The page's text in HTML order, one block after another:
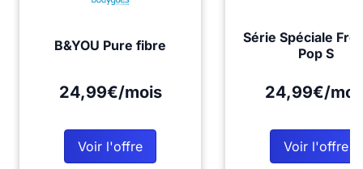
B&YOU Pure fibre
24,99€/mois
Voir l'offre
Série Spéciale
Pop S
24,99€/
Voir l'offre